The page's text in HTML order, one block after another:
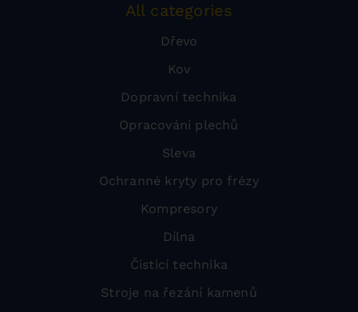
All categories
Dřevo
Kov
Dopravní technika
Opracování plechů
Sleva
Ochranné kryty pro frézy
Kompresory
Dílna
Čisticí technika
Stroje na řezání kamenů